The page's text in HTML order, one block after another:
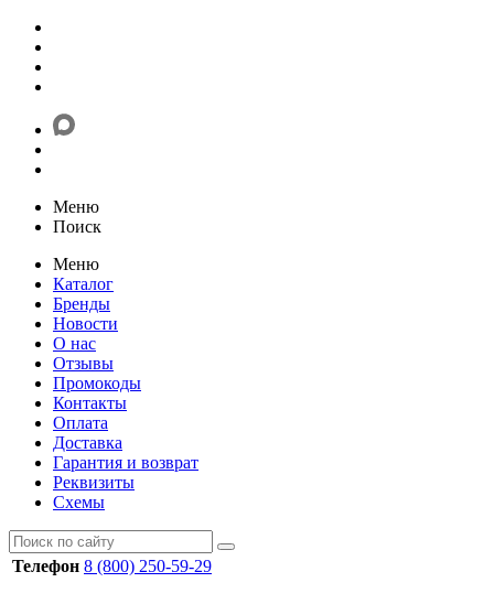
Меню
Поиск
Меню
Каталог
Бренды
Новости
О нас
Отзывы
Промокоды
Контакты
Оплата
Доставка
Гарантия и возврат
Реквизиты
Схемы
Телефон 8 (800) 250-59-29